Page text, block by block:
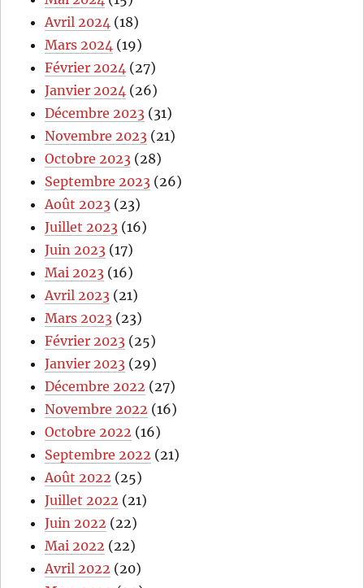
Avril 2024 (18)
Mars 2024 (19)
Février 2024 (27)
Janvier 2024 (26)
Décembre 2023 (31)
Novembre 2023 (21)
Octobre 2023 (28)
Septembre 2023 (26)
Août 2023 (23)
Juillet 2023 (16)
Juin 2023 (17)
Mai 2023 (16)
Avril 2023 (21)
Mars 2023 (23)
Février 2023 (25)
Janvier 2023 (29)
Décembre 2022 (27)
Novembre 2022 (16)
Octobre 2022 (16)
Septembre 2022 (21)
Août 2022 (25)
Juillet 2022 (21)
Juin 2022 (22)
Mai 2022 (22)
Avril 2022 (20)